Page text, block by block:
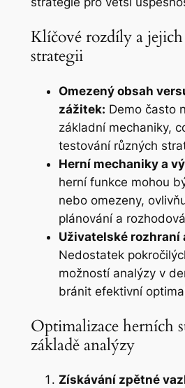
Klíčové rozdíly a
strategii
Omezený obsah
zážitek: Demo často
základní mechaniky,
testování různých
Herní mechaniky a
herní funkce mohou
nebo omezeny,
plánování a
Uživatelské rozhraní
Nedostatek
možností analýzy v
bránit efektivní
Optimalizace herních
základě analýzy
Získávání zpětné